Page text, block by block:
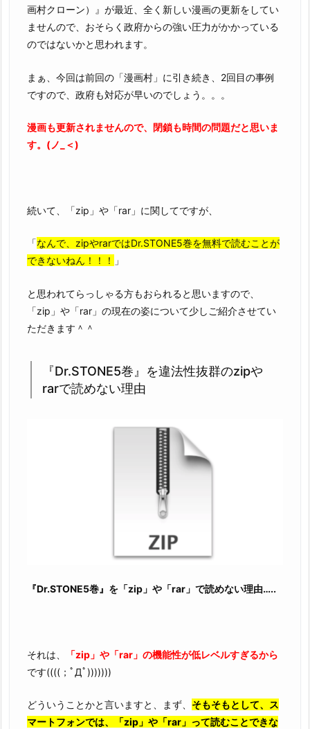
画村クローン）』が最近、全く新しい漫画の更新をしてい
ませんので、おそらく政府からの強い圧力がかかっている
のではないかと思われます。
まぁ、今回は前回の「漫画村」に引き続き、2回目の事例
ですので、政府も対応が早いのでしょう。。。
漫画も更新されませんので、閉鎖も時間の問題だと思いま
す。(ノ_＜)
続いて、「zip」や「rar」に関してですが、
「なんで、zipやrarではDr.STONE5巻を無料で読むことが
できないねん！！！
」
と思われてらっしゃる方もおられると思いますので、
「zip」や「rar」の現在の姿について少しご紹介させてい
ただきます＾＾
『Dr.STONE5巻』を違法性抜群のzipや
rarで読めない理由
『Dr.STONE5巻』を「zip」や「rar」で読めない理由…..
それは、
「zip」や「rar」の機能性が低レベルすぎるから
です((((；ﾟДﾟ)))))))
どういうことかと言いますと、まず、 そもそもとして、ス
マートフォンでは、「zip」や「rar」って読むことできな